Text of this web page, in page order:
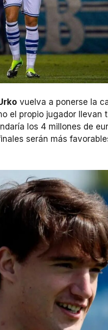
vuelva a ponerse la
el propio jugador llevan
los 4 millones de
serán más